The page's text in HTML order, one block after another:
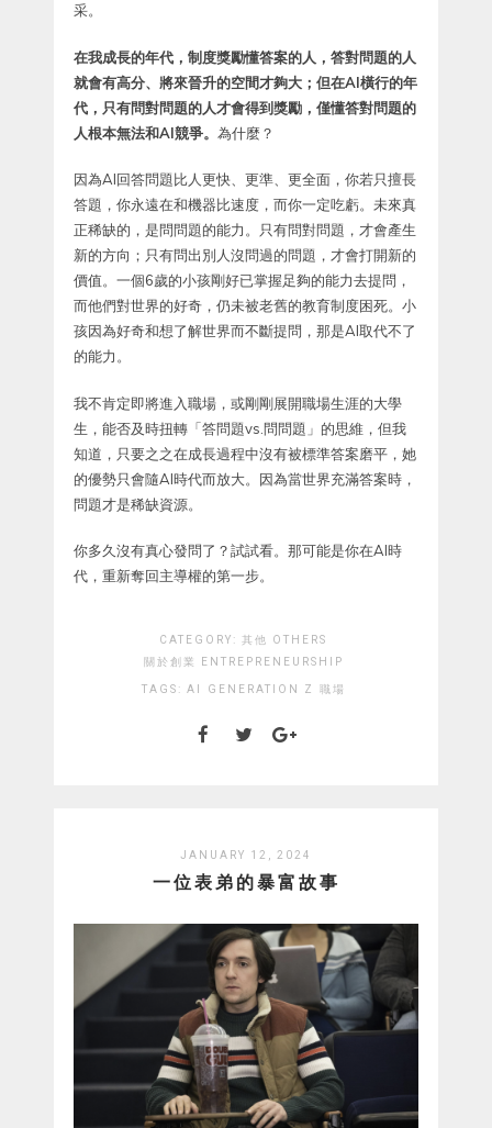
采。
在我成長的年代，制度獎勵懂答案的人，答對問題的人
就會有高分、將來晉升的空間才夠大；但在AI橫行的年
代，只有問對問題的人才會得到獎勵，僅懂答對問題的
人根本無法和AI競爭。 為什麼？
因為AI回答問題比人更快、更準、更全面，你若只擅長
答題，你永遠在和機器比速度，而你一定吃虧。未來真
正稀缺的，是問問題的能力。只有問對問題，才會產生
新的方向；只有問出別人沒問過的問題，才會打開新的
價值。一個6歲的小孩剛好已掌握足夠的能力去提問，
而他們對世界的好奇，仍未被老舊的教育制度困死。小
孩因為好奇和想了解世界而不斷提問，那是AI取代不了
的能力。
我不肯定即將進入職場，或剛剛展開職場生涯的大學
生，能否及時扭轉「答問題vs.問問題」的思維，但我
知道，只要之之在成長過程中沒有被標準答案磨平，她
的優勢只會隨AI時代而放大。因為當世界充滿答案時，
問題才是稀缺資源。
你多久沒有真心發問了？試試看。那可能是你在AI時
代，重新奪回主導權的第一步。
CATEGORY: 其他 OTHERS
關於創業 ENTREPRENEURSHIP
TAGS: AI GENERATION Z 職場
JANUARY 12, 2024
一位表弟的暴富故事